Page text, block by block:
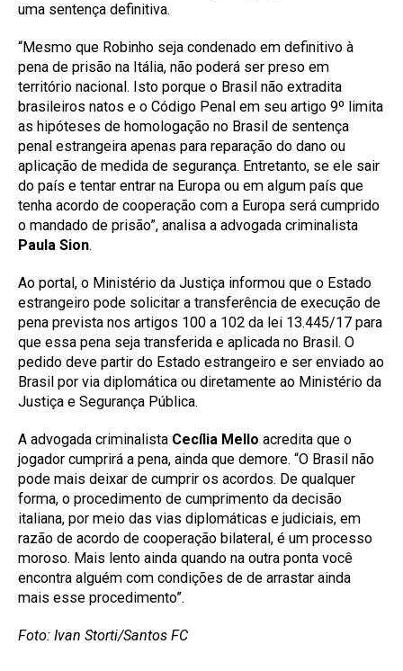
uma sentença definitiva.
“Mesmo que Robinho seja condenado em definitivo à
pena de prisão na Itália, não poderá ser preso em
território nacional. Isto porque o Brasil não extradita
brasileiros natos e o Código Penal em seu artigo 9º limita
as hipóteses de homologação no Brasil de sentença
penal estrangeira apenas para reparação do dano ou
aplicação de medida de segurança. Entretanto, se ele sair
do país e tentar entrar na Europa ou em algum país que
tenha acordo de cooperação com a Europa será cumprido
o mandado de prisão”, analisa a advogada criminalista
Paula Sion.
Ao portal, o Ministério da Justiça informou que o Estado
estrangeiro pode solicitar a transferência de execução de
pena prevista nos artigos 100 a 102 da lei 13.445/17 para
que essa pena seja transferida e aplicada no Brasil. O
pedido deve partir do Estado estrangeiro e ser enviado ao
Brasil por via diplomática ou diretamente ao Ministério da
Justiça e Segurança Pública.
A advogada criminalista Cecília Mello acredita que o
jogador cumprirá a pena, ainda que demore. “O Brasil não
pode mais deixar de cumprir os acordos. De qualquer
forma, o procedimento de cumprimento da decisão
italiana, por meio das vias diplomáticas e judiciais, em
razão de acordo de cooperação bilateral, é um processo
moroso. Mais lento ainda quando na outra ponta você
encontra alguém com condições de de arrastar ainda
mais esse procedimento”.
Foto: Ivan Storti/Santos FC